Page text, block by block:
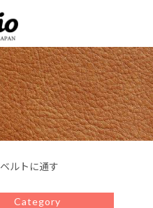
ベルトに通す
Category